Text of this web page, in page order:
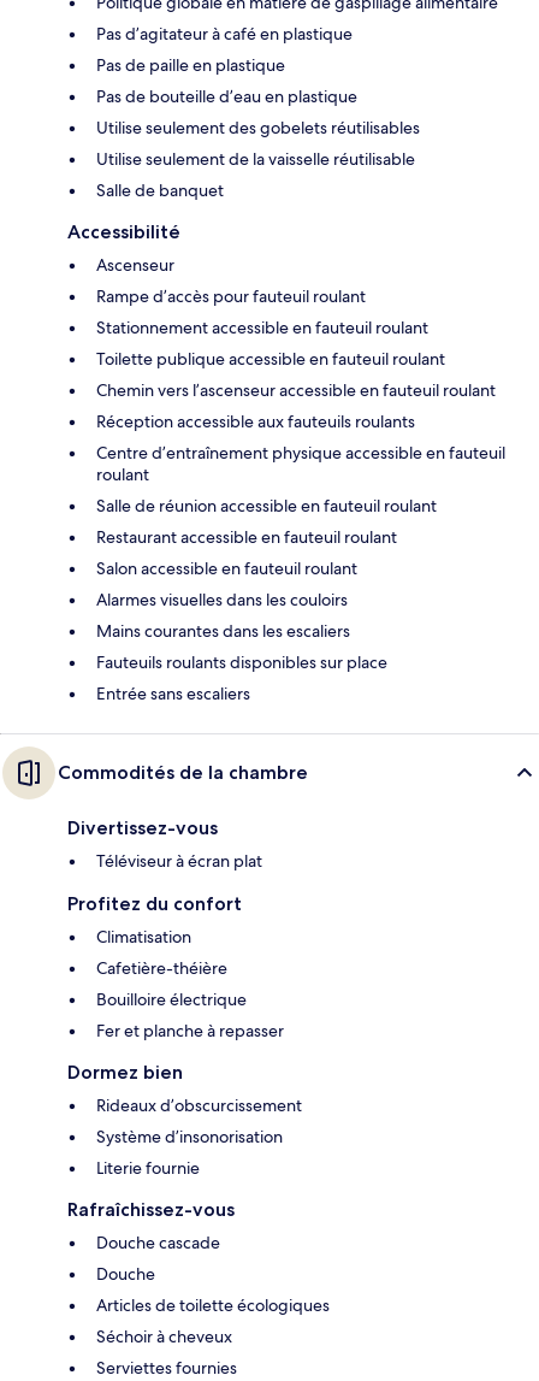
Pas d’agitateur à café en plastique
Pas de paille en plastique
Pas de bouteille d’eau en plastique
Utilise seulement des gobelets réutilisables
Utilise seulement de la vaisselle réutilisable
Salle de banquet
Accessibilité
Ascenseur
Rampe d’accès pour fauteuil roulant
Stationnement accessible en fauteuil roulant
Toilette publique accessible en fauteuil roulant
Chemin vers l’ascenseur accessible en fauteuil roulant
Réception accessible aux fauteuils roulants
Centre d’entraînement physique accessible en fauteuil
roulant
Salle de réunion accessible en fauteuil roulant
Restaurant accessible en fauteuil roulant
Salon accessible en fauteuil roulant
Alarmes visuelles dans les couloirs
Mains courantes dans les escaliers
Fauteuils roulants disponibles sur place
Entrée sans escaliers
Commodités de la chambre
Divertissez-vous
Téléviseur à écran plat
Profitez du confort
Climatisation
Cafetière-théière
Bouilloire électrique
Fer et planche à repasser
Dormez bien
Rideaux d’obscurcissement
Système d’insonorisation
Literie fournie
Rafraîchissez-vous
Douche cascade
Douche
Articles de toilette écologiques
Séchoir à cheveux
Serviettes fournies